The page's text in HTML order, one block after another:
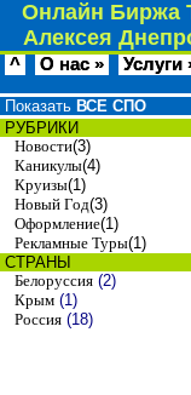
Онлайн Биржа
Алексея
^ О нас » Услуги
Показать ВСЕ СПО
РУБРИКИ
Новости(3)
Каникулы(4)
Круизы(1)
Новый Год(3)
Оформление(1)
Рекламные Туры(1)
СТРАНЫ
Белоруссия (2)
Крым (1)
Россия (18)